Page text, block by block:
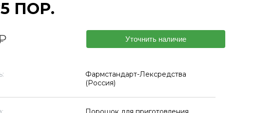
ПОР.
Уточнить наличие
Фармстандарт-Лексредства
(Россия)